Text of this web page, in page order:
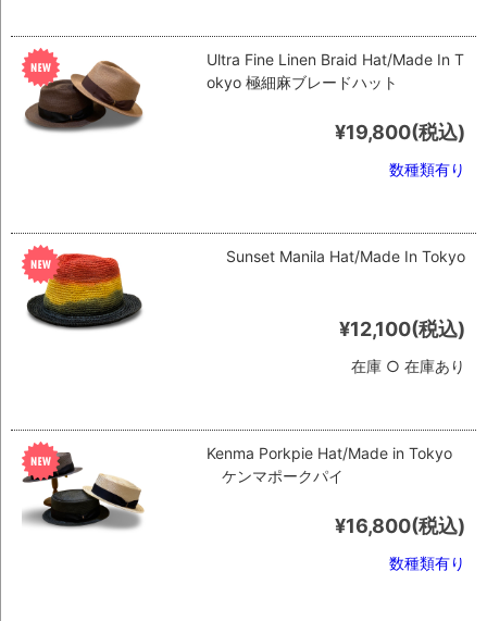
Ultra Fine Linen Braid Hat/Made In T
okyo 極細麻ブレードハット
¥19,800(税込)
数種類有り
Sunset Manila Hat/Made In Tokyo
¥12,100(税込)
在庫 ○ 在庫あり
Kenma Porkpie Hat/Made in Tokyo
ケンマポークパイ
¥16,800(税込)
数種類有り